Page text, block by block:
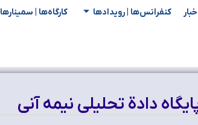
کنفرانس‌ها | رویدادها کارگاه‌ها | سمینار‌ها
دادة تحلیلی نیمه آنی